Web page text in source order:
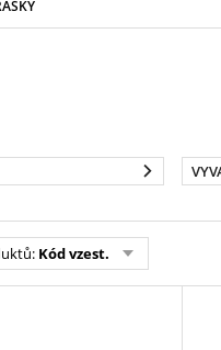
: Kód vzest.